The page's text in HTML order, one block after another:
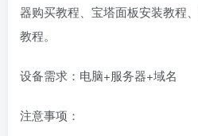
器购买教程、宝塔面板安装教程
教程。
设备需求：电脑+服务器+域名
注意事项：